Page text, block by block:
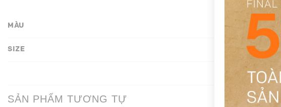
MÀU
SIZE
SẢN PHẨM TƯƠNG TỰ